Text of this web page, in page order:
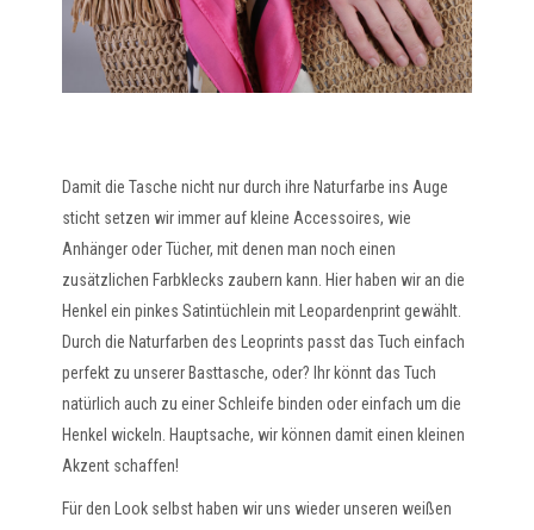
Damit die Tasche nicht nur durch ihre Naturfarbe ins Auge
sticht setzen wir immer auf kleine Accessoires, wie
Anhänger oder Tücher, mit denen man noch einen
zusätzlichen Farbklecks zaubern kann. Hier haben wir an die
Henkel ein pinkes Satintüchlein mit Leopardenprint gewählt.
Durch die Naturfarben des Leoprints passt das Tuch einfach
perfekt zu unserer Basttasche, oder? Ihr könnt das Tuch
natürlich auch zu einer Schleife binden oder einfach um die
Henkel wickeln. Hauptsache, wir können damit einen kleinen
Akzent schaffen!
Für den Look selbst haben wir uns wieder unseren weißen